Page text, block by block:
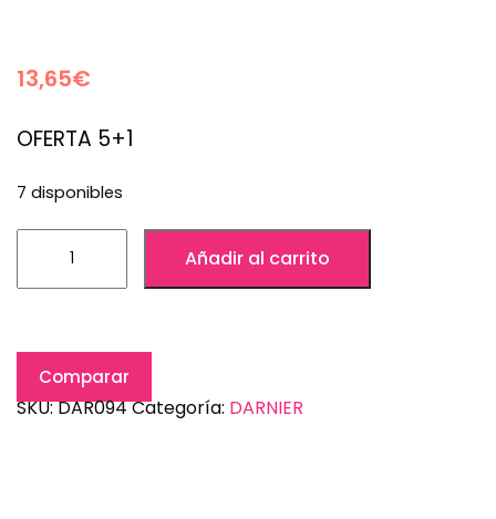
13,65€
OFERTA 5+1
7 disponibles
Añadir al carrito
Comparar
SKU:DAR094Categoría: DARNIER